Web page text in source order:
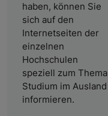
haben, können Sie
sich auf den
Internetseiten der
einzelnen
Hochschulen
speziell zum Thema
Studium im Ausland
informieren.